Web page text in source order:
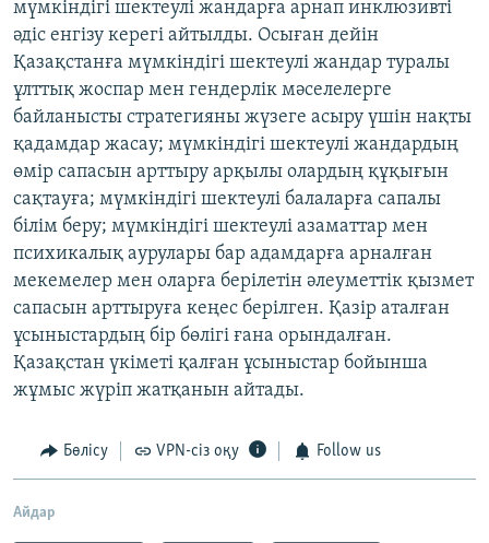
мүмкіндігі шектеулі жандарға арнап инклюзивті
әдіс енгізу керегі айтылды. Осыған дейін
Қазақстанға мүмкіндігі шектеулі жандар туралы
ұлттық жоспар мен гендерлік мәселелерге
байланысты стратегияны жүзеге асыру үшін нақты
қадамдар жасау; мүмкіндігі шектеулі жандардың
өмір сапасын арттыру арқылы олардың құқығын
сақтауға; мүмкіндігі шектеулі балаларға сапалы
білім беру; мүмкіндігі шектеулі азаматтар мен
психикалық аурулары бар адамдарға арналған
мекемелер мен оларға берілетін әлеуметтік қызмет
сапасын арттыруға кеңес берілген. Қазір аталған
ұсыныстардың бір бөлігі ғана орындалған.
Қазақстан үкіметі қалған ұсыныстар бойынша
жұмыс жүріп жатқанын айтады.
Бөлісу VPN-сіз оқу Follow us
Айдар